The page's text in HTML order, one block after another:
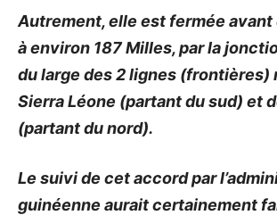
Autrement, elle est fermée avant
à environ 187 Milles, par la
du large des 2 lignes (frontières)
Sierra Léone (partant du sud) et
(partant du nord).
Le suivi de cet accord par
guinéenne aurait certainement